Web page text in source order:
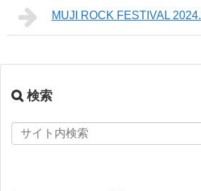
MUJI ROCK FESTIVAL
検索